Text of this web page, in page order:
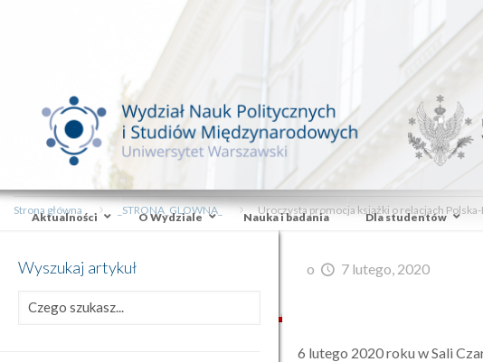
Aktualności O Wydziale Nauka i badania Dla studentów
Strona główna _STRONA_GLOWNA_ Uroczysta promocja książki o relacjach Polska-
o 7 lutego, 2020
6 lutego 2020 roku w Sali
Wyszukaj artykuł